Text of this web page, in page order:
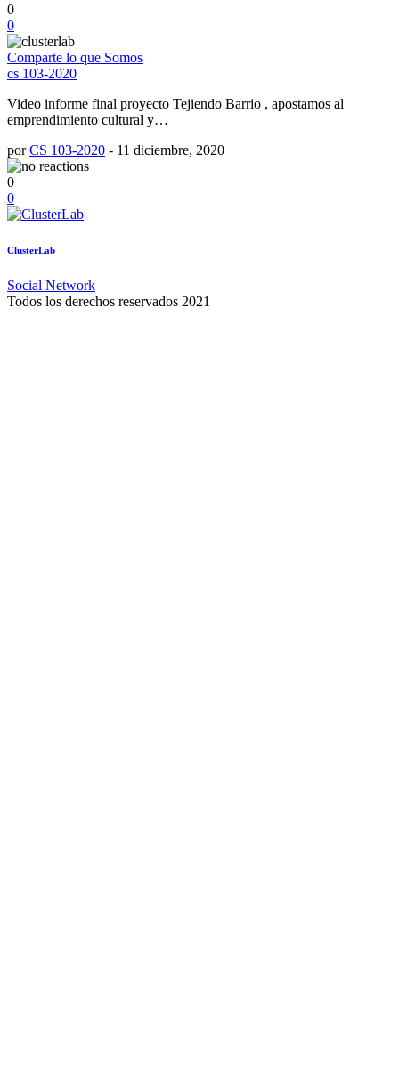
0
0
Comparte lo que Somos
cs 103-2020
Video informe final proyecto Tejiendo Barrio , apostamos al
emprendimiento cultural y…
porCS 103-2020 - 11 diciembre, 2020
0
0
ClusterLab
Social Network
Todos los derechos reservados 2021